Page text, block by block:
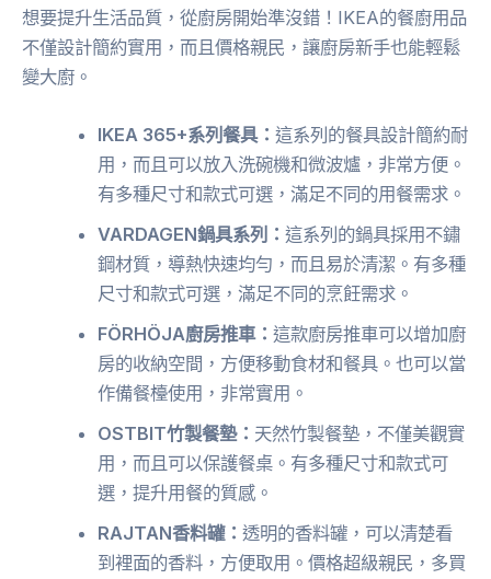
想要提升生活品質，從廚房開始準沒錯！IKEA的餐廚用品
不僅設計簡約實用，而且價格親民，讓廚房新手也能輕鬆
變大廚。
IKEA 365+系列餐具：這系列的餐具設計簡約耐
用，而且可以放入洗碗機和微波爐，非常方便。
有多種尺寸和款式可選，滿足不同的用餐需求。
VARDAGEN鍋具系列：這系列的鍋具採用不鏽
鋼材質，導熱快速均勻，而且易於清潔。有多種
尺寸和款式可選，滿足不同的烹飪需求。
FÖRHÖJA廚房推車：這款廚房推車可以增加廚
房的收納空間，方便移動食材和餐具。也可以當
作備餐檯使用，非常實用。
OSTBIT竹製餐墊： 天然竹製餐墊，不僅美觀實
用，而且可以保護餐桌。有多種尺寸和款式可
選，提升用餐的質感。
RAJTAN香料罐：透明的香料罐，可以清楚看
到裡面的香料，方便取用。價格超級親民，多買